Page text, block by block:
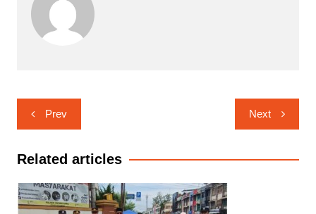
Navigasi
pos
Prev Next
Related articles